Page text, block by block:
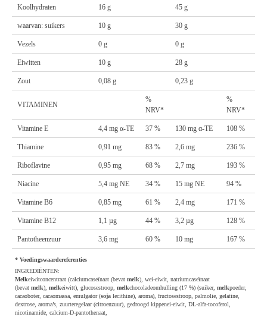
Koolhydraten 16 g 45 g
waarvan: suikers 10 g 30 g
Vezels 0 g 0 g
Eiwitten 10 g 28 g
Zout 0,08 g 0,23 g
VITAMINEN
%
NRV*
%
NRV*
Vitamine E 4,4 mg α-TE 37 % 130 mg α-TE 108 %
Thiamine 0,91 mg 83 % 2,6 mg 236 %
Riboflavine 0,95 mg 68 % 2,7 mg 193 %
Niacine 5,4 mg NE 34 % 15 mg NE 94 %
Vitamine B6 0,85 mg 61 % 2,4 mg 171 %
Vitamine B12 1,1 µg 44 % 3,2 µg 128 %
Pantotheenzuur 3,6 mg 60 % 10 mg 167 %
* Voedingswaardereferenties
INGREDIËNTEN:
Melkeiwitconcentraat (calciumcaseïnaat (bevatmelk), wei-eiwit, natriumcaseïnaat
(bevatmelk),melkeiwitt), glucosestroop,melkchocoladeomhulling (17 %) (suiker,melkpoeder,
cacaoboter, cacaomassa, emulgator (soja lecithine), aroma), fructosestroop, palmolie, gelatine,
dextrose, aroma’s, zuurteregelaar (citroenzuur), gedroogd kippenei-eiwit, DL-alfa-tocoferol,
nicotinamide, calcium-D-pantothenaat,